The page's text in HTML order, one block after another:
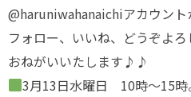
@haruniwahanaichiアカウント
フォロー、いいね、どうぞよろ
おねがいいたします♪♪
3月13日水曜日 10時〜15時